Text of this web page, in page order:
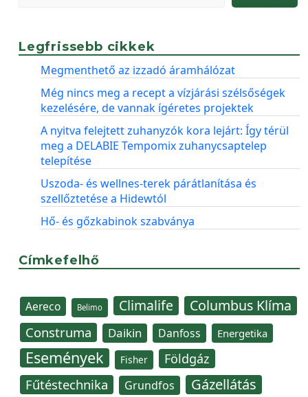
Legfrissebb cikkek
Megmenthető az izzadó áramhálózat
Még nincs meg a recept a vízjárási szélsőségek
kezelésére, de vannak ígéretes projektek
A nyitva felejtett zuhanyzók kora lejárt: Így térül
meg a DELABIE Tempomix zuhanycsaptelep
telepítése
Uszoda- és wellnes-terek párátlanítása és
szellőztetése a Hidewtól
Hő- és gőzkabinok szabványa
Címkefelhő
Aereco Belimo Climalife Columbus Klíma
Construma Daikin Danfoss Energetika
Események Fisher Földgáz
Fűtéstechnika Grundfos Gázellátás